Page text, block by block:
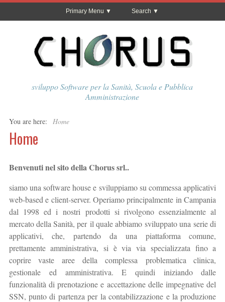
Primary Menu Search
sviluppo Software per la Sanità, Scuola e Pubblica
Amministrazione
You are here: Home
Home
Benvenuti nel sito della Chorus srl..
siamo una software house e sviluppiamo su commessa applicativi
web-based e client-server. Operiamo principalmente in Campania
dal 1998 ed i nostri prodotti si rivolgono essenzialmente al
mercato della Sanità, per il quale abbiamo sviluppato una serie di
applicativi, che, partendo da una piattaforma comune,
prettamente amministrativa, si è via via specializzata fino a
coprire vaste aree della complessa problematica clinica,
gestionale ed amministrativa. E quindi iniziando dalle
funzionalità di prenotazione e accettazione delle impegnative del
SSN, punto di partenza per la contabilizzazione e la produzione